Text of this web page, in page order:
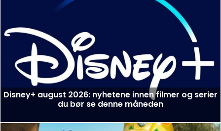
Disney+ august 2026: nyhetene innen filmer og serier
du bør se denne måneden